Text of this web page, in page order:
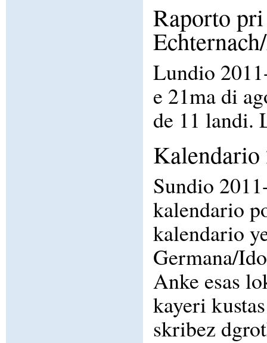
Raporto
Lundio
e 21ma di
de 11 landi.
Sundio
kalendario
kalendario
Germana/
Anke esas
kayeri
skribez